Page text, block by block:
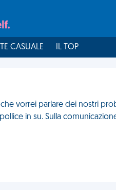
CASUALE IL TOP
vorrei parlare dei nostri
in su. Sulla